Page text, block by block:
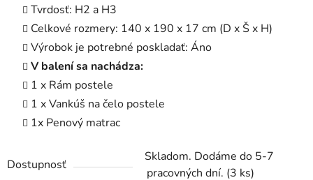
Tvrdosť: H2 a H3
Celkové rozmery: 140 x 190 x 17 cm (D x Š x H)
Výrobok je potrebné poskladať: Áno
V balení sa nachádza:
1 x Rám postele
1 x Vankúš na čelo postele
1x Penový matrac
Dostupnosť
Skladom. Dodáme do 5-7
pracovných dní. (3 ks)